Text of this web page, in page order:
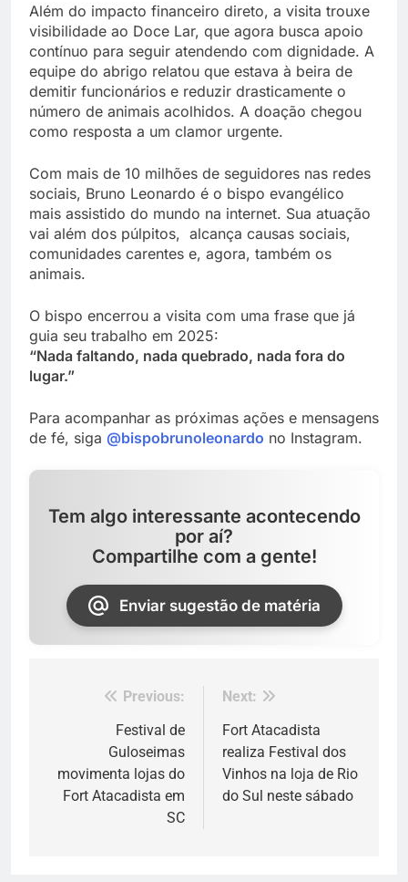
Além do impacto financeiro direto, a visita trouxe
visibilidade ao Doce Lar, que agora busca apoio
contínuo para seguir atendendo com dignidade. A
equipe do abrigo relatou que estava à beira de
demitir funcionários e reduzir drasticamente o
número de animais acolhidos. A doação chegou
como resposta a um clamor urgente.
Com mais de 10 milhões de seguidores nas redes
sociais, Bruno Leonardo é o bispo evangélico
mais assistido do mundo na internet. Sua atuação
vai além dos púlpitos, alcança causas sociais,
comunidades carentes e, agora, também os
animais.
O bispo encerrou a visita com uma frase que já
guia seu trabalho em 2025:
“Nada faltando, nada quebrado, nada fora do
lugar.”
Para acompanhar as próximas ações e mensagens
de fé, siga @bispobrunoleonardo no Instagram.
Tem algo interessante acontecendo
por aí?
Compartilhe com a gente!
Enviar sugestão de matéria
Navegação
Post
Previous:
Festival de
Guloseimas
movimenta lojas do
Fort Atacadista em
SC
Next:
Fort Atacadista
realiza Festival dos
Vinhos na loja de Rio
do Sul neste sábado